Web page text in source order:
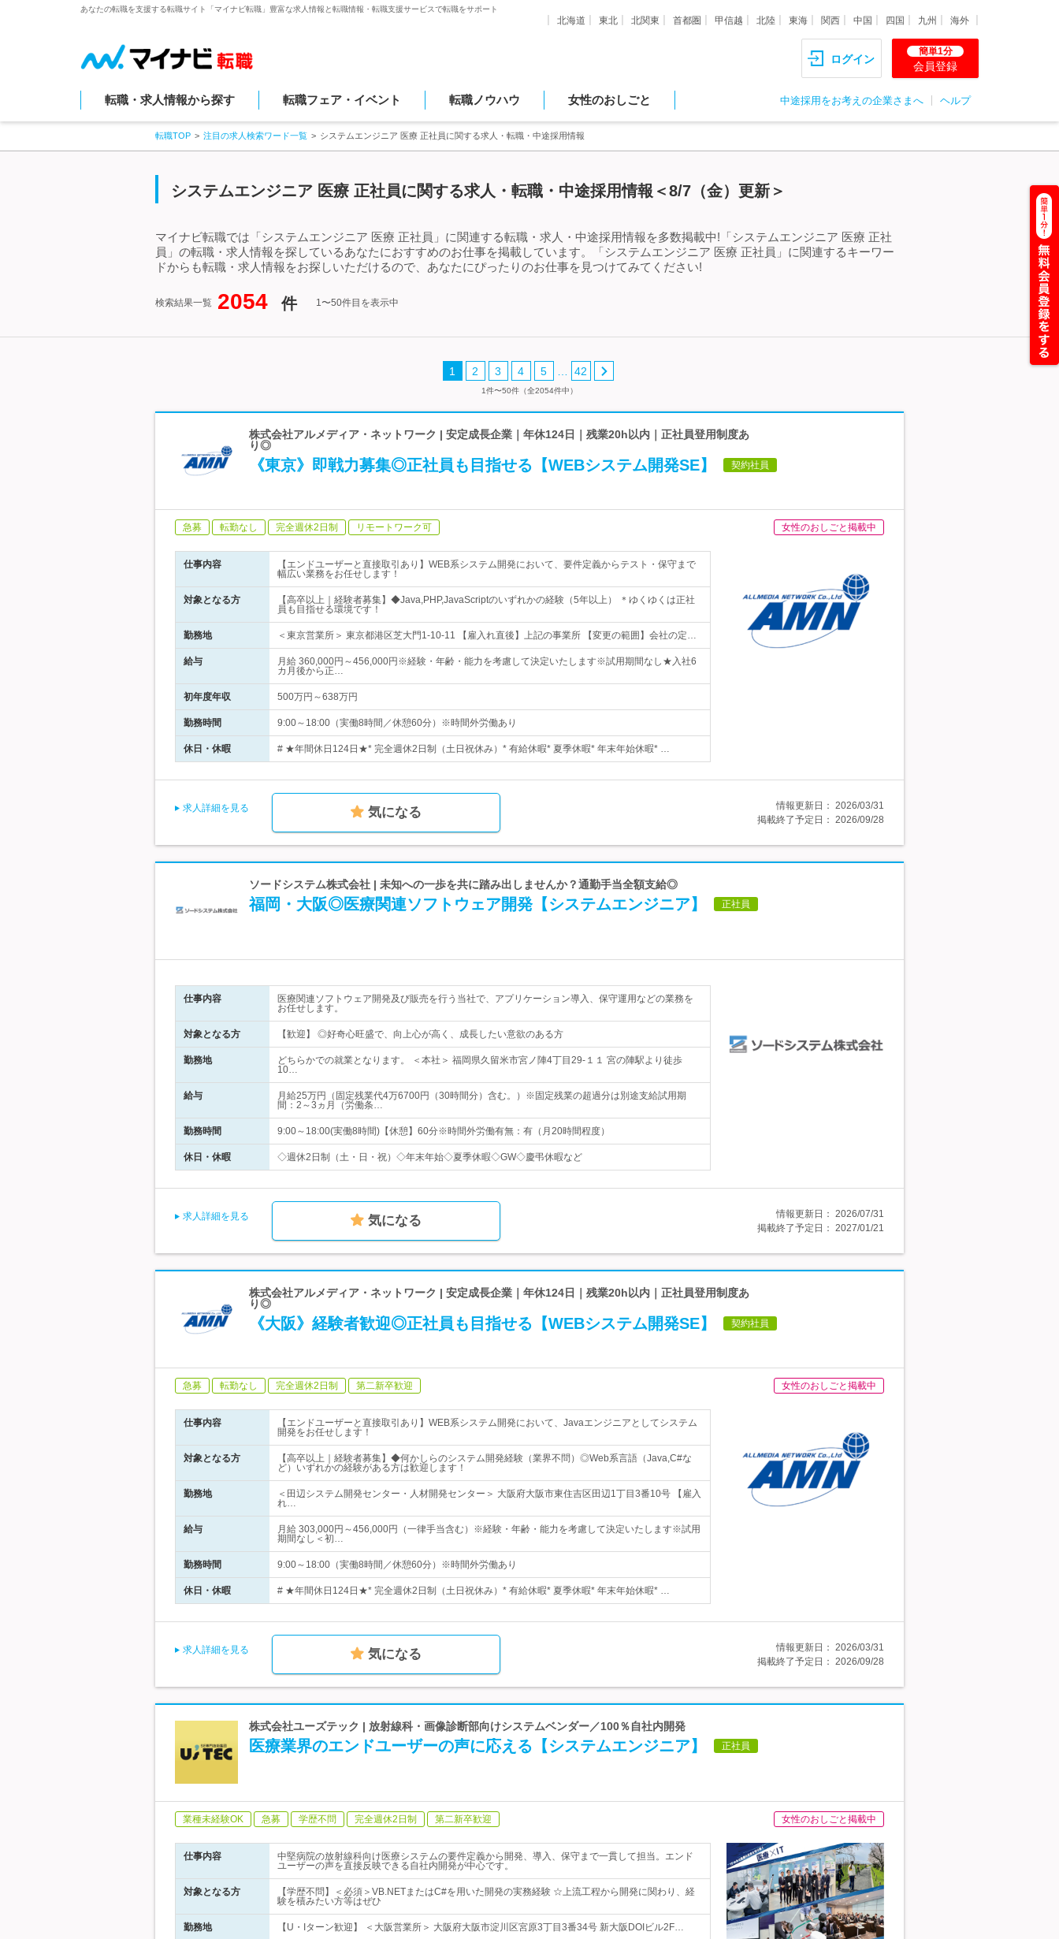
あなたの転職を支援する転職サイト「マイナビ転職」豊富な求人情報と転職情報・転職支援サービスで転職をサポート
北海道 東北 北関東 首都圏 甲信越 北陸 東海 関西 中国 四国 九州 海外
ログイン
簡単1分
会員登録
転職・求人情報から探す 転職フェア・イベント 転職ノウハウ 女性のおしごと 中途採用をお考えの企業さまへ ヘルプ
転職TOP 注目の求人検索ワード一覧 システムエンジニア 医療 正社員に関する求人・転職・中途採用情報
システムエンジニア 医療 正社員に関する求人・転職・中途採用情報＜8/7（金）更新＞
マイナビ転職では「システムエンジニア 医療 正社員」に関連する転職・求人・中途採用情報を多数掲載中!「システムエンジニア 医療 正社
員」の転職・求人情報を探しているあなたにおすすめのお仕事を掲載しています。「システムエンジニア 医療 正社員」に関連するキーワー
ドからも転職・求人情報をお探しいただけるので、あなたにぴったりのお仕事を見つけてみてください!
検索結果一覧 2054 件 1〜50件目を表示中
1 2 3 4 5 42
1件〜50件（全2054件中）
株式会社アルメディア・ネットワーク | 安定成長企業｜年休124日｜残業20h以内｜正社員登用制度あ
り◎
《東京》即戦力募集◎正社員も目指せる【WEBシステム開発SE】 契約社員
急募 転勤なし 完全週休2日制 リモートワーク可 女性のおしごと掲載中
仕事内容
【エンドユーザーと直接取引あり】WEB系システム開発において、要件定義からテスト・保守まで
幅広い業務をお任せします！
対象となる方
【高卒以上｜経験者募集】◆Java,PHP,JavaScriptのいずれかの経験（5年以上） ＊ゆくゆくは正社
員も目指せる環境です！
勤務地 ＜東京営業所＞ 東京都港区芝大門1-10-11 【雇入れ直後】上記の事業所 【変更の範囲】会社の定…
給与
月給 360,000円～456,000円※経験・年齢・能力を考慮して決定いたします※試用期間なし★入社6
カ月後から正…
初年度年収 500万円～638万円
勤務時間 9:00～18:00（実働8時間／休憩60分）※時間外労働あり
休日・休暇 # ★年間休日124日★* 完全週休2日制（土日祝休み）* 有給休暇* 夏季休暇* 年末年始休暇* …
求人詳細を見る 気になる 情報更新日： 2026/03/31
掲載終了予定日： 2026/09/28
ソードシステム株式会社 | 未知への一歩を共に踏み出しませんか？通勤手当全額支給◎
福岡・大阪◎医療関連ソフトウェア開発【システムエンジニア】 正社員
仕事内容
医療関連ソフトウェア開発及び販売を行う当社で、アプリケーション導入、保守運用などの業務を
お任せします。
対象となる方 【歓迎】 ◎好奇心旺盛で、向上心が高く、成長したい意欲のある方
勤務地
どちらかでの就業となります。 ＜本社＞ 福岡県久留米市宮ノ陣4丁目29-１１ 宮の陣駅より徒歩
10…
給与
月給25万円（固定残業代4万6700円（30時間分）含む。）※固定残業の超過分は別途支給試用期
間：2～3ヵ月（労働条…
勤務時間 9:00～18:00(実働8時間)【休憩】60分※時間外労働有無：有（月20時間程度）
休日・休暇 ◇週休2日制（土・日・祝）◇年末年始◇夏季休暇◇GW◇慶弔休暇など
求人詳細を見る 気になる 情報更新日： 2026/07/31
掲載終了予定日： 2027/01/21
株式会社アルメディア・ネットワーク | 安定成長企業｜年休124日｜残業20h以内｜正社員登用制度あ
り◎
《大阪》経験者歓迎◎正社員も目指せる【WEBシステム開発SE】 契約社員
急募 転勤なし 完全週休2日制 第二新卒歓迎 女性のおしごと掲載中
仕事内容
【エンドユーザーと直接取引あり】WEB系システム開発において、Javaエンジニアとしてシステム
開発をお任せします！
対象となる方
【高卒以上｜経験者募集】◆何かしらのシステム開発経験（業界不問）◎Web系言語（Java,C#な
ど）いずれかの経験がある方は歓迎します！
勤務地
＜田辺システム開発センター・人材開発センター＞ 大阪府大阪市東住吉区田辺1丁目3番10号 【雇入
れ…
給与
月給 303,000円～456,000円（一律手当含む）※経験・年齢・能力を考慮して決定いたします※試用
期間なし＜初…
勤務時間 9:00～18:00（実働8時間／休憩60分）※時間外労働あり
休日・休暇 # ★年間休日124日★* 完全週休2日制（土日祝休み）* 有給休暇* 夏季休暇* 年末年始休暇* …
求人詳細を見る 気になる 情報更新日： 2026/03/31
掲載終了予定日： 2026/09/28
株式会社ユーズテック | 放射線科・画像診断部向けシステムベンダー／100％自社内開発
医療業界のエンドユーザーの声に応える【システムエンジニア】 正社員
業種未経験OK 急募 学歴不問 完全週休2日制 第二新卒歓迎 女性のおしごと掲載中
仕事内容
中堅病院の放射線科向け医療システムの要件定義から開発、導入、保守まで一貫して担当。エンド
ユーザーの声を直接反映できる自社内開発が中心です。
対象となる方
【学歴不問】＜必須＞VB.NETまたはC#を用いた開発の実務経験 ☆上流工程から開発に関わり、経
験を積みたい方等はぜひ
勤務地 【U・Iターン歓迎】 ＜大阪営業所＞ 大阪府大阪市淀川区宮原3丁目3番34号 新大阪DOIビル2F…